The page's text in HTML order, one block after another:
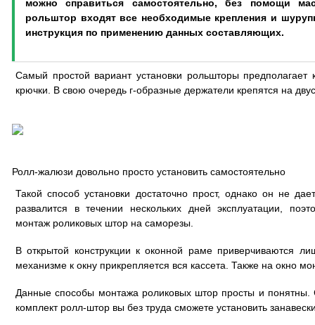
можно справиться самостоятельно, без помощи
рольштор входят все необходимые крепления и
инструкция по применению данных составляющих.
Самый простой вариант установки рольшторы предполагает
крючки. В свою очередь г-образные держатели крепятся на
Ролл-жалюзи довольно просто установить самостоятельно
Такой способ установки достаточно прост, однако он не
развалится в течении нескольких дней эксплуатации,
монтаж роликовых штор на саморезы.
В открытой конструкции к оконной раме приверчиваются
механизме к окну прикрепляется вся кассета. Также на окно
Данные способы монтажа роликовых штор просты и понятны.
комплект ролл-штор вы без труда сможете установить